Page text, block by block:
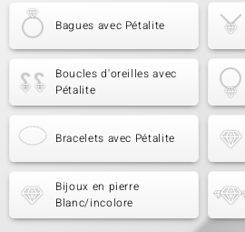
Bagues avec Pétalite
Boucles d'oreilles avec
Pétalite
Bracelets avec Pétalite
Bijoux en pierre
Blanc/incolore